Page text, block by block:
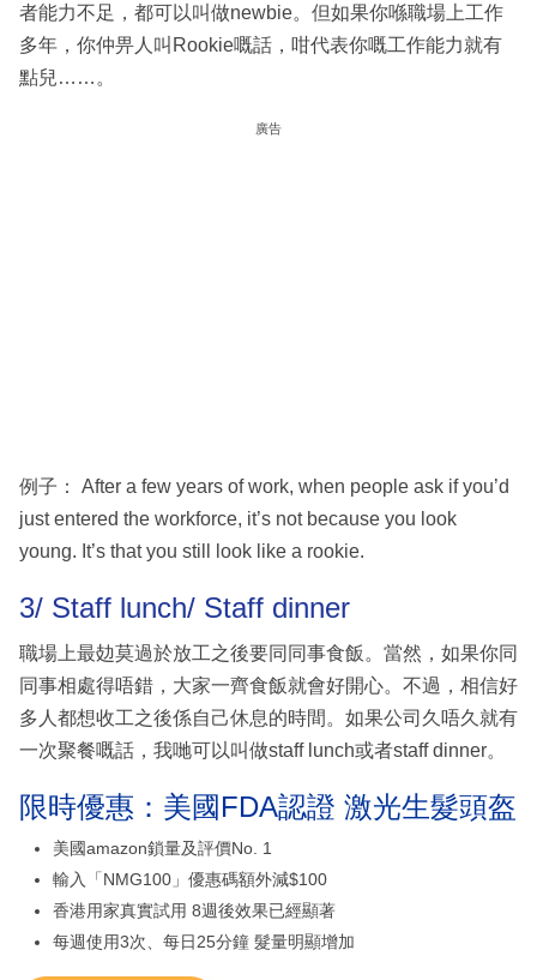
者能力不足，都可以叫做newbie。但如果你喺職場上工作
多年，你仲畀人叫Rookie嘅話，咁代表你嘅工作能力就有
點兒……。
廣告
例子： After a few years of work, when people ask if you’d
just entered the workforce, it’s not because you look
young. It’s that you still look like a rookie.
3/ Staff lunch/ Staff dinner
職場上最攰莫過於放工之後要同同事食飯。當然，如果你同
同事相處得唔錯，大家一齊食飯就會好開心。不過，相信好
多人都想收工之後係自己休息的時間。如果公司久唔久就有
一次聚餐嘅話，我哋可以叫做staff lunch或者staff dinner。
限時優惠：美國FDA認證 激光生髮頭盔
美國amazon鎖量及評價No. 1
輸入「NMG100」優惠碼額外減$100
香港用家真實試用 8週後效果已經顯著
每週使用3次、每日25分鐘 髮量明顯增加